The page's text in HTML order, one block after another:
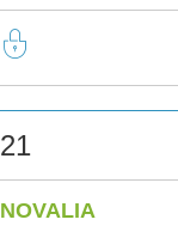
21
NOVALIA